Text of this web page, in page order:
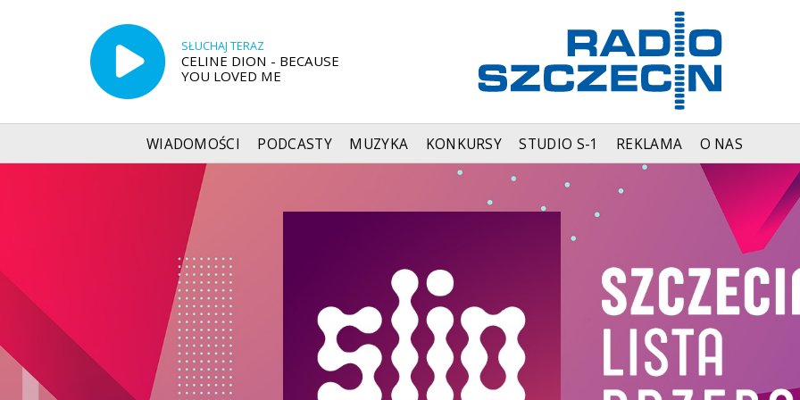
SŁUCHAJ TERAZ
CELINE DION - BECAUSE
YOU LOVED ME
WIADOMOŚCI PODCASTY MUZYKA KONKURSY STUDIO S-1 REKLAMA O NAS